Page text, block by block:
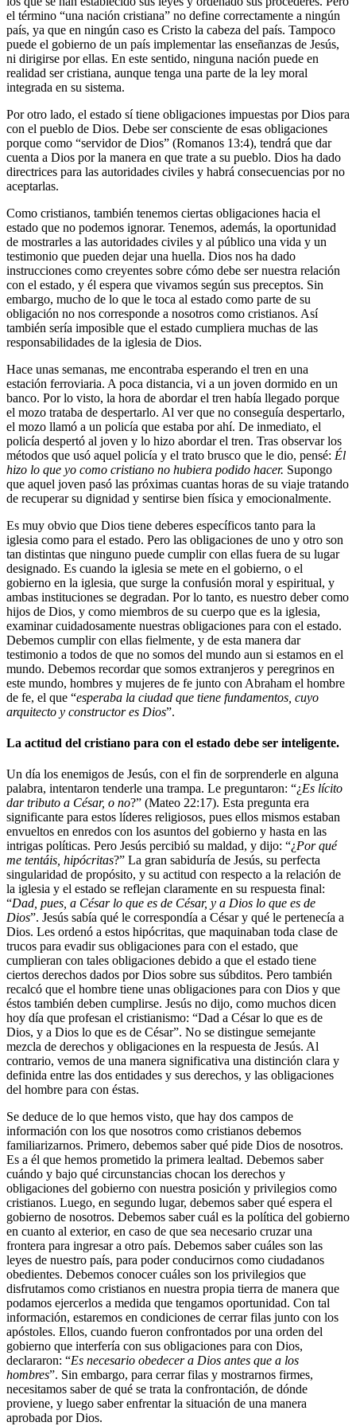
el término “una nación cristiana” no define correctamente a ningún
país, ya que en ningún caso es Cristo la cabeza del país. Tampoco
puede el gobierno de un país implementar las enseñanzas de Jesús,
ni dirigirse por ellas. En este sentido, ninguna nación puede en
realidad ser cristiana, aunque tenga una parte de la ley moral
integrada en su sistema.
Por otro lado, el estado sí tiene obligaciones impuestas por Dios para
con el pueblo de Dios. Debe ser consciente de esas obligaciones
porque como “servidor de Dios” (Romanos 13:4), tendrá que dar
cuenta a Dios por la manera en que trate a su pueblo. Dios ha dado
directrices para las autoridades civiles y habrá consecuencias por no
aceptarlas.
Como cristianos, también tenemos ciertas obligaciones hacia el
estado que no podemos ignorar. Tenemos, además, la oportunidad
de mostrarles a las autoridades civiles y al público una vida y un
testimonio que pueden dejar una huella. Dios nos ha dado
instrucciones como creyentes sobre cómo debe ser nuestra relación
con el estado, y él espera que vivamos según sus preceptos. Sin
embargo, mucho de lo que le toca al estado como parte de su
obligación no nos corresponde a nosotros como cristianos. Así
también sería imposible que el estado cumpliera muchas de las
responsabilidades de la iglesia de Dios.
Hace unas semanas, me encontraba esperando el tren en una
estación ferroviaria. A poca distancia, vi a un joven dormido en un
banco. Por lo visto, la hora de abordar el tren había llegado porque
el mozo trataba de despertarlo. Al ver que no conseguía despertarlo,
el mozo llamó a un policía que estaba por ahí. De inmediato, el
policía despertó al joven y lo hizo abordar el tren. Tras observar los
métodos que usó aquel policía y el trato brusco que le dio, pensé: Él
hizo lo que yo como cristiano no hubiera podido hacer. Supongo
que aquel joven pasó las próximas cuantas horas de su viaje tratando
de recuperar su dignidad y sentirse bien física y emocionalmente.
Es muy obvio que Dios tiene deberes específicos tanto para la
iglesia como para el estado. Pero las obligaciones de uno y otro son
tan distintas que ninguno puede cumplir con ellas fuera de su lugar
designado. Es cuando la iglesia se mete en el gobierno, o el
gobierno en la iglesia, que surge la confusión moral y espiritual, y
ambas instituciones se degradan. Por lo tanto, es nuestro deber como
hijos de Dios, y como miembros de su cuerpo que es la iglesia,
examinar cuidadosamente nuestras obligaciones para con el estado.
Debemos cumplir con ellas fielmente, y de esta manera dar
testimonio a todos de que no somos del mundo aun si estamos en el
mundo. Debemos recordar que somos extranjeros y peregrinos en
este mundo, hombres y mujeres de fe junto con Abraham el hombre
de fe, el que “esperaba la ciudad que tiene fundamentos, cuyo
arquitecto y constructor es Dios”.
La actitud del cristiano para con el estado debe ser inteligente.
Un día los enemigos de Jesús, con el fin de sorprenderle en alguna
palabra, intentaron tenderle una trampa. Le preguntaron: “¿Es lícito
dar tributo a César, o no?” (Mateo 22:17). Esta pregunta era
significante para estos líderes religiosos, pues ellos mismos estaban
envueltos en enredos con los asuntos del gobierno y hasta en las
intrigas políticas. Pero Jesús percibió su maldad, y dijo: “¿Por qué
me tentáis, hipócritas?” La gran sabiduría de Jesús, su perfecta
singularidad de propósito, y su actitud con respecto a la relación de
la iglesia y el estado se reflejan claramente en su respuesta final:
“Dad, pues, a César lo que es de César, y a Dios lo que es de
Dios”. Jesús sabía qué le correspondía a César y qué le pertenecía a
Dios. Les ordenó a estos hipócritas, que maquinaban toda clase de
trucos para evadir sus obligaciones para con el estado, que
cumplieran con tales obligaciones debido a que el estado tiene
ciertos derechos dados por Dios sobre sus súbditos. Pero también
recalcó que el hombre tiene unas obligaciones para con Dios y que
éstos también deben cumplirse. Jesús no dijo, como muchos dicen
hoy día que profesan el cristianismo: “Dad a César lo que es de
Dios, y a Dios lo que es de César”. No se distingue semejante
mezcla de derechos y obligaciones en la respuesta de Jesús. Al
contrario, vemos de una manera significativa una distinción clara y
definida entre las dos entidades y sus derechos, y las obligaciones
del hombre para con éstas.
Se deduce de lo que hemos visto, que hay dos campos de
información con los que nosotros como cristianos debemos
familiarizarnos. Primero, debemos saber qué pide Dios de nosotros.
Es a él que hemos prometido la primera lealtad. Debemos saber
cuándo y bajo qué circunstancias chocan los derechos y
obligaciones del gobierno con nuestra posición y privilegios como
cristianos. Luego, en segundo lugar, debemos saber qué espera el
gobierno de nosotros. Debemos saber cuál es la política del gobierno
en cuanto al exterior, en caso de que sea necesario cruzar una
frontera para ingresar a otro país. Debemos saber cuáles son las
leyes de nuestro país, para poder conducirnos como ciudadanos
obedientes. Debemos conocer cuáles son los privilegios que
disfrutamos como cristianos en nuestra propia tierra de manera que
podamos ejercerlos a medida que tengamos oportunidad. Con tal
información, estaremos en condiciones de cerrar filas junto con los
apóstoles. Ellos, cuando fueron confrontados por una orden del
gobierno que interfería con sus obligaciones para con Dios,
declararon: “Es necesario obedecer a Dios antes que a los
hombres”. Sin embargo, para cerrar filas y mostrarnos firmes,
necesitamos saber de qué se trata la confrontación, de dónde
proviene, y luego saber enfrentar la situación de una manera
aprobada por Dios.